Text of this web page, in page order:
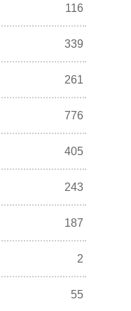
116
339
261
776
405
243
187
2
55